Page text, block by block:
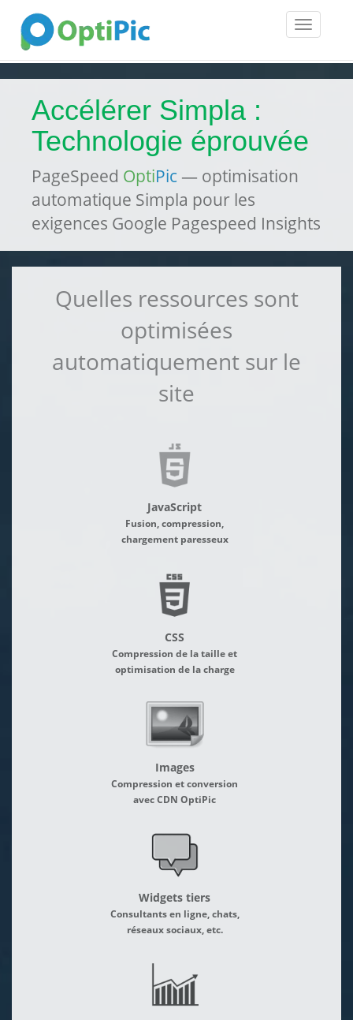
Toggle
Accélérer Simpla :
Technologie éprouvée
PageSpeed OptiPic — optimisation
automatique Simpla pour les
exigences Google Pagespeed Insights
Quelles ressources sont
optimisées
automatiquement sur le
site
JavaScript
Fusion, compression,
chargement paresseux
CSS
Compression de la taille et
optimisation de la charge
Images
Compression et conversion
avec CDN OptiPic
Widgets tiers
Consultants en ligne, chats,
réseaux sociaux, etc.